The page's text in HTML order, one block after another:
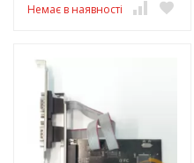
Немає в наявності